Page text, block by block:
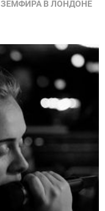
ЗЕМФИРА В ЛОНДОНЕ